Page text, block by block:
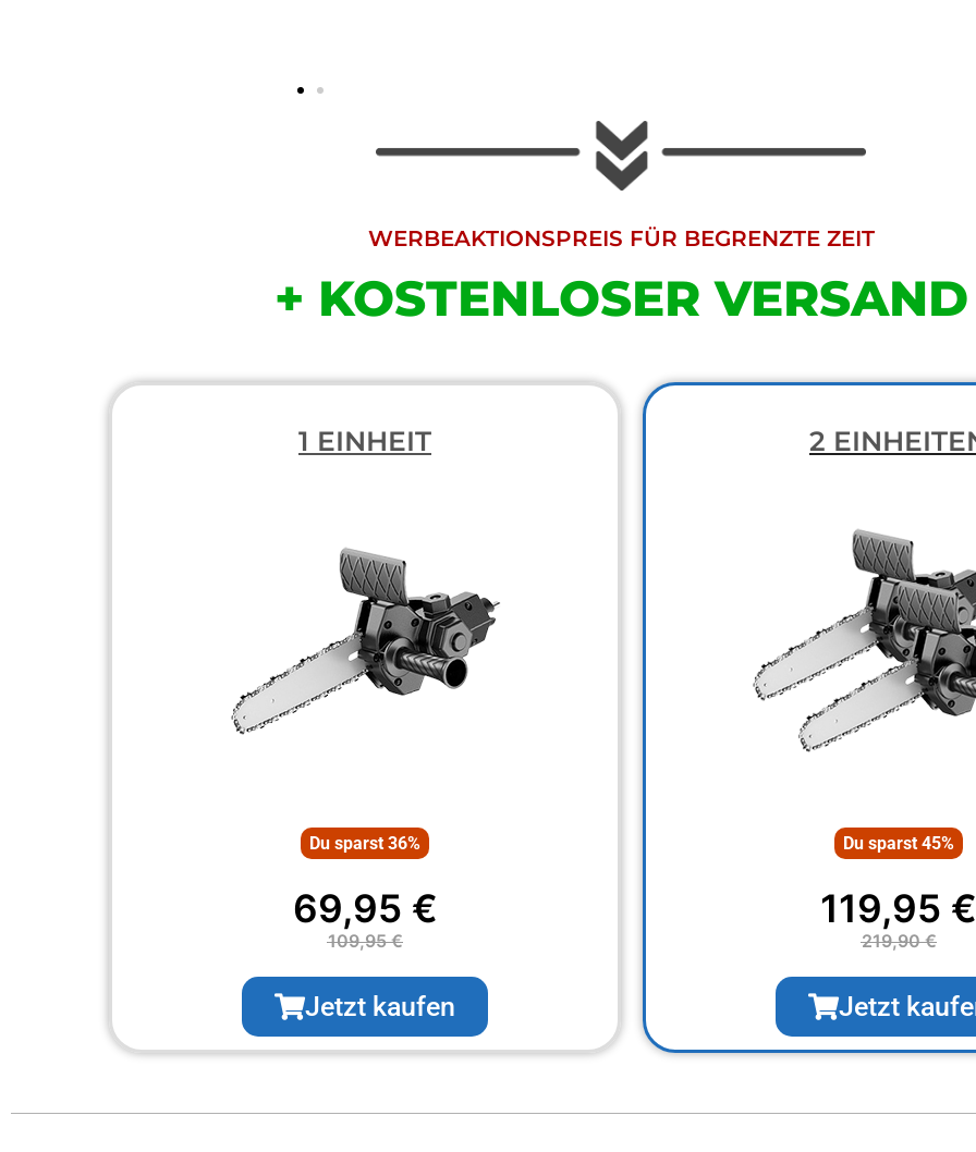
WERBEAKTIONSPREIS FÜR BEGRENZTE ZEIT
+ KOSTENLOSER VERSAND
1 EINHEIT
Du sparst 36%
69,95 €
109,95 €
Jetzt kaufen
2
Du sparst 45%
119,95 €
219,90 €
Jetzt